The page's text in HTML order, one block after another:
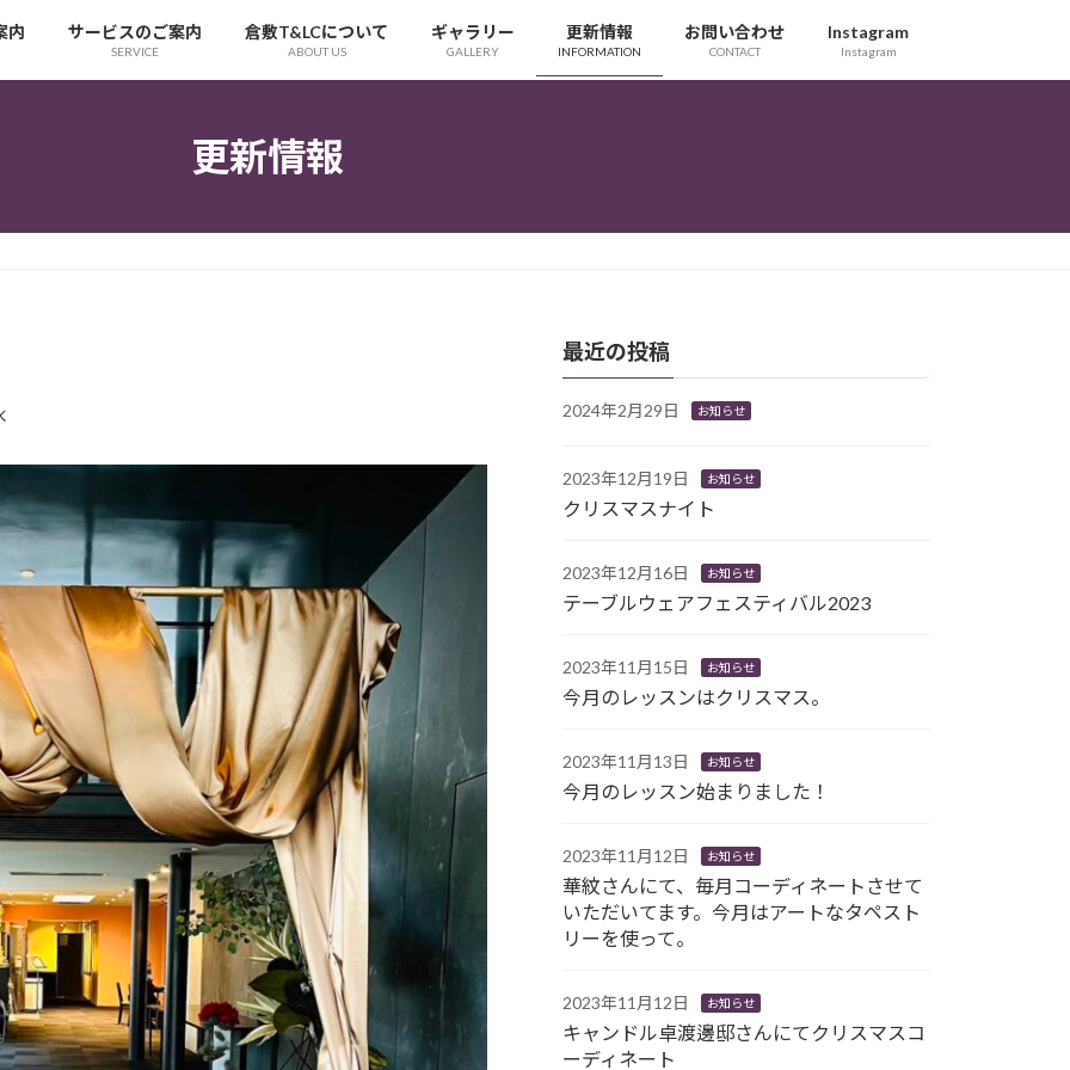
内 サービスのご案内
SERVICE
倉敷T&LCについて
ABOUT US
ギャラリー
GALLERY
更新情報
INFORMATION
お問い合わせ
CONTACT
Instagram
Instagram
更新情報
最近の投稿
2024年2月29日 お知らせ
2023年12月19日 お知らせ
クリスマスナイト
2023年12月16日 お知らせ
テーブルウェアフェスティバル2023
2023年11月15日 お知らせ
今月のレッスンはクリスマス。
2023年11月13日 お知らせ
今月のレッスン始まりました！
2023年11月12日 お知らせ
華紋さんにて、毎月コーディネートさせて
いただいてます。今月はアートなタペスト
リーを使って。
2023年11月12日 お知らせ
キャンドル卓渡邊邸さんにてクリスマスコ
ーディネート